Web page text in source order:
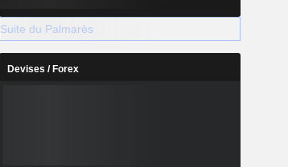
Suite du Palmarès
Devises / Forex